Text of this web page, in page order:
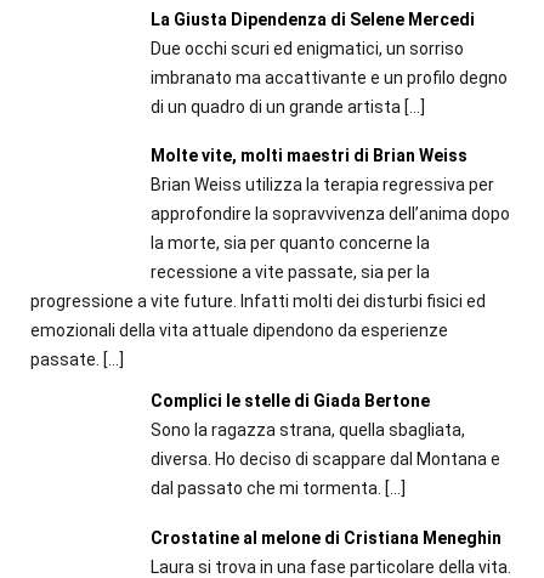
La Giusta Dipendenza di Selene Mercedi
Due occhi scuri ed enigmatici, un sorriso
imbranato ma accattivante e un profilo degno
di un quadro di un grande artista […]
Molte vite, molti maestri di Brian Weiss
Brian Weiss utilizza la terapia regressiva per
approfondire la sopravvivenza dell’anima dopo
la morte, sia per quanto concerne la
recessione a vite passate, sia per la
progressione a vite future. Infatti molti dei disturbi fisici ed
emozionali della vita attuale dipendono da esperienze
passate. […]
Complici le stelle di Giada Bertone
Sono la ragazza strana, quella sbagliata,
diversa. Ho deciso di scappare dal Montana e
dal passato che mi tormenta. […]
Crostatine al melone di Cristiana Meneghin
Laura si trova in una fase particolare della vita.